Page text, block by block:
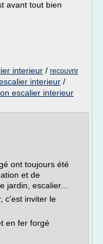
avant tout bien
interieur / recouvrir
interieur /
escalier interieur
ont toujours été
et de
jardin, escalier...
c'est inviter le
en fer forgé